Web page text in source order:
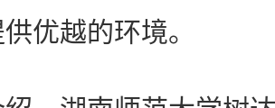
优越的环境。